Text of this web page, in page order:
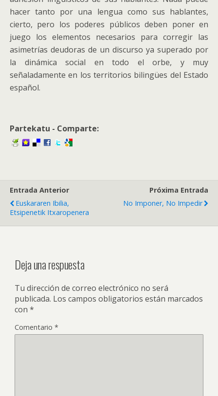
hacer tanto por una lengua como sus hablantes,
cierto, pero los poderes públicos deben poner en
juego los elementos necesarios para corregir las
asimetrías deudoras de un discurso ya superado por
la dinámica social en todo el orbe, y muy
señaladamente en los territorios bilingües del Estado
español.
Partekatu - Comparte:
Entrada Anterior
Euskararen Ibilia,
Etsipenetik Itxaropenera
Próxima Entrada
No Imponer, No Impedir
Deja una respuesta
Tu dirección de correo electrónico no será
publicada. Los campos obligatorios están marcados
con *
Comentario *